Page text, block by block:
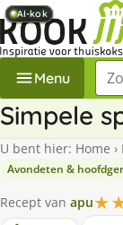
Menu
Simpele
U bent hier: Home ›
Avondeten &
Recept van apu
AI-kok
AI-kok
AI-kok
AI-kok
AI-kok
AI-kok
AI-kok